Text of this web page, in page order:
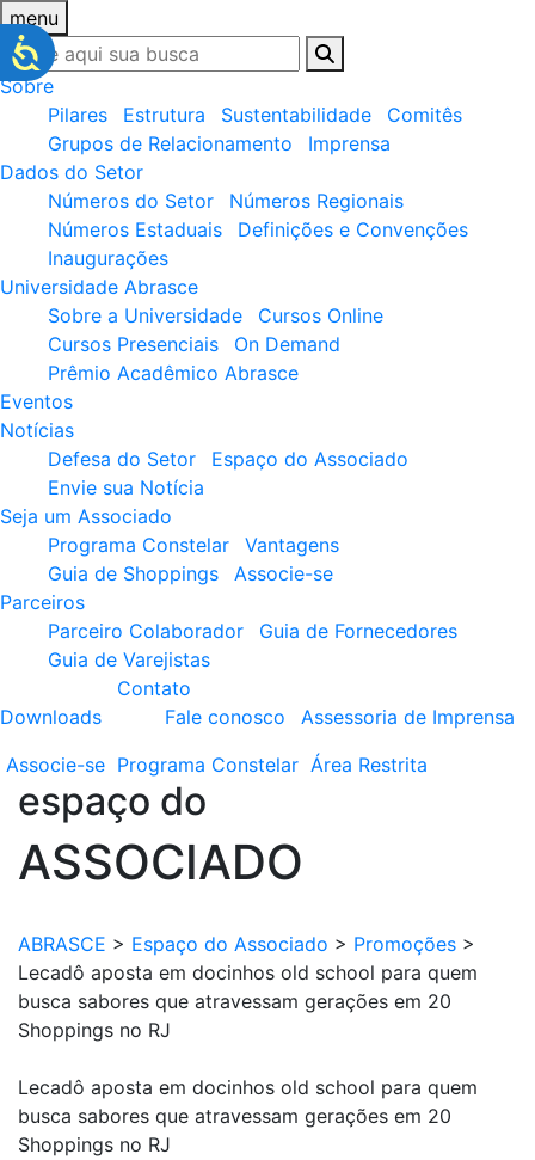
menu
Sobre
Pilares
Estrutura Sustentabilidade
Comitês
Grupos de Relacionamento
Imprensa
Dados do Setor
Números do Setor
Números Regionais
Números Estaduais
Definições e Convenções
Inaugurações
Universidade Abrasce
Sobre a Universidade
Cursos Online
Cursos Presenciais
On Demand
Prêmio Acadêmico Abrasce
Eventos
Notícias
Defesa do Setor
Espaço do Associado
Envie sua Notícia
Seja um Associado
Programa Constelar
Vantagens
Guia de Shoppings
Associe-se
Parceiros
Parceiro Colaborador
Guia de Fornecedores
Guia de Varejistas
Downloads
Contato
Fale conosco
Assessoria de Imprensa
Associe-se Programa Constelar Área Restrita
espaço do
ASSOCIADO
ABRASCE > Espaço do Associado > Promoções >
Lecadô aposta em docinhos old school para quem
busca sabores que atravessam gerações em 20
Shoppings no RJ
Lecadô aposta em docinhos old school para quem
busca sabores que atravessam gerações em 20
Shoppings no RJ